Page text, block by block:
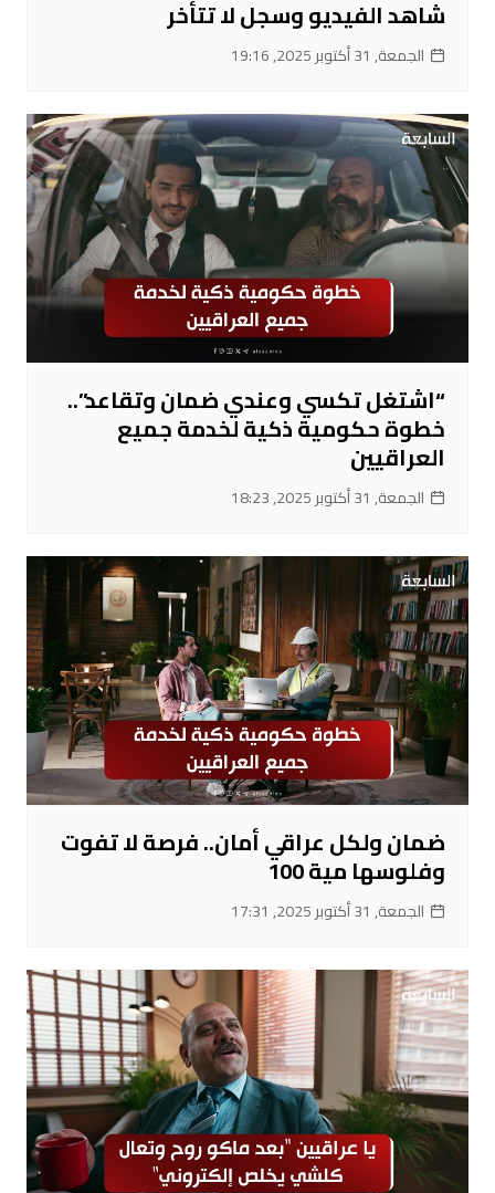
شاهد الفيديو وسجل لا تتأخر
الجمعة, 31 أكتوبر 2025, 19:16
“اشتغل تكسي وعندي ضمان وتقاعد”..
خطوة حكومية ذكية لخدمة جميع
العراقيين
الجمعة, 31 أكتوبر 2025, 18:23
ضمان ولكل عراقي أمان.. فرصة لا تفوت
وفلوسها مية 100
الجمعة, 31 أكتوبر 2025, 17:31